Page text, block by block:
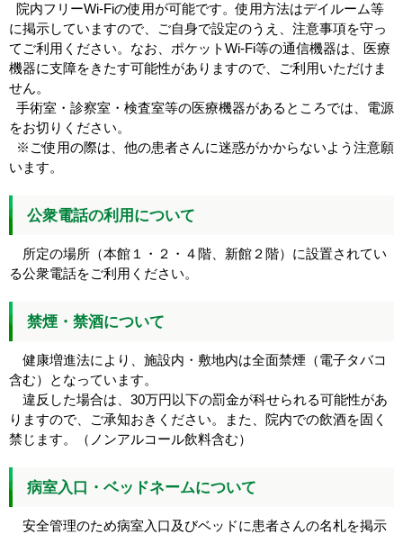
院内フリーWi-Fiの使用が可能です。使用方法はデイルーム等
に掲示していますので、ご自身で設定のうえ、注意事項を守っ
てご利用ください。なお、ポケットWi-Fi等の通信機器は、医療
機器に支障をきたす可能性がありますので、ご利用いただけま
せん。
手術室・診察室・検査室等の医療機器があるところでは、電源
をお切りください。
※ご使用の際は、他の患者さんに迷惑がかからないよう注意願
います。
公衆電話の利用について
所定の場所（本館１・２・４階、新館２階）に設置されてい
る公衆電話をご利用ください。
禁煙・禁酒について
健康増進法により、施設内・敷地内は全面禁煙（電子タバコ
含む）となっています。
違反した場合は、30万円以下の罰金が科せられる可能性があ
りますので、ご承知おきください。また、院内での飲酒を固く
禁じます。（ノンアルコール飲料含む）
病室入口・ベッドネームについて
安全管理のため病室入口及びベッドに患者さんの名札を掲示